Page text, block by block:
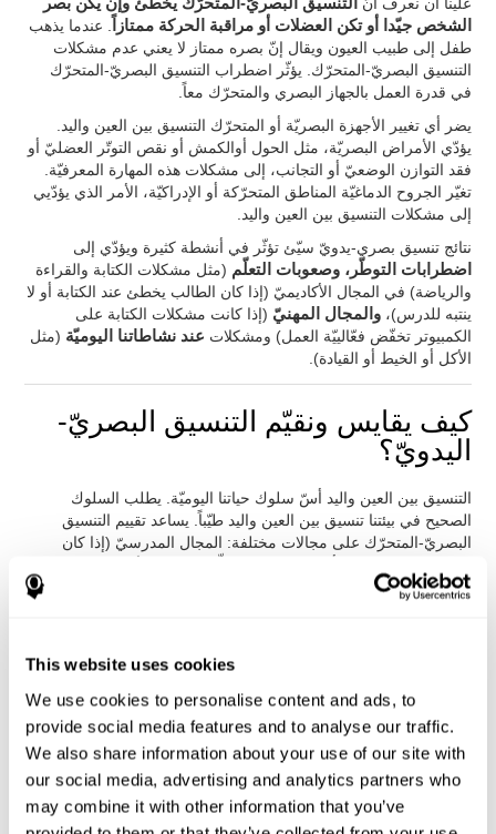
This website uses cookies
We use cookies to personalise content and ads, to
provide social media features and to analyse our traffic.
We also share information about your use of our site with
our social media, advertising and analytics partners who
may combine it with other information that you’ve
الشخص جيّدا أو تكن العضلات أو مراقبة الحركة ممتازاً
. عندما يذهب
طفل إلى طبيب العيون ويقال إنّ بصره ممتاز لا يعني عدم مشكلات
التنسيق البصريّ-المتحرّك. يؤثّر اضطراب التنسيق البصريّ-المتحرّك
في قدرة العمل بالجهاز البصري والمتحرّك معاً.
يضر أي تغيير الأجهزة البصريّة أو المتحرّك التنسيق بين العين واليد.
يؤدّي الأمراض البصريّة، مثل الحول أوالكمش أو نقص التوتّر العضليّ أو
فقد التوازن الوضعيّ أو التجانب، إلى مشكلات هذه المهارة المعرفيّة.
تغيّر الجروح الدماغيّة المناطق المتحرّكة أو الإدراكيّة، الأمر الذي يؤدّيي
إلى مشكلات التنسيق بين العين واليد.
نتائج تنسيق بصري-يدويّ سيّئ تؤثّر في أنشطة كثيرة ويؤدّي إلى
اضطرابات التوطّر، وصعوبات التعلّم (مثل مشكلات الكتابة والقراءة
والرياضة) في المجال الأكاديميّ (إذا كان الطالب يخطئ عند الكتابة أو لا
ينتبه للدرس)،والمجال المهنيّ (إذا كانت مشكلات الكتابة على
الكمبيوتر تخفّض فعّالييّة العمل) ومشكلات عند نشاطاتنا اليوميّة (مثل
الأكل أو الخيط أو القيادة).
كيف يقايس ونقيّم التنسيق البصريّ-
اليدويّ؟
التنسيق بين العين واليد أسّ سلوك حياتنا اليوميّة. يطلب السلوك
الصحيح في بيئتنا تنسيق بين العين واليد طيّباً. يساعد تقييم التنسيق
البصريّ-المتحرّك على مجالات مختلفة: المجال المدرسيّ (إذا كان
الطبّي (إذا كان المريض قادراً ععلى القيادة وحتّى الأكل بدون مساعدة)
ترتكز المهام التي يقدّمها كوجنيفيت لتقييم هذه المهارة المعرفيّة
Attention (TOVA), Hooper Visual Organisation Task (VOT) ورائز
Stroop. إنّها تقايس القدرات العصبيّة-العضليّة من خلال حركات اليد
والعين. إنّه مهمّ أن نواقت العضلات التي تحرّك اليد لنستعمل السرعة
الصحيحة. بالإضافة إلى التنسيق بين العين واليد، إنّها تقيّم اللدونة
المعرفيّة، والانتباه المقسّم والمراقبة.